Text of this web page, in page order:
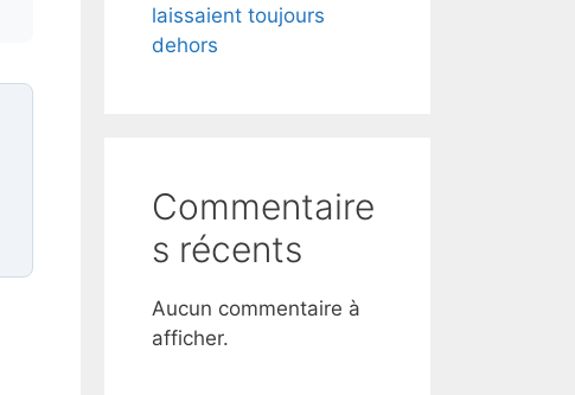
laissaient toujours
dehors
Commentaire
s récents
Aucun commentaire à
afficher.